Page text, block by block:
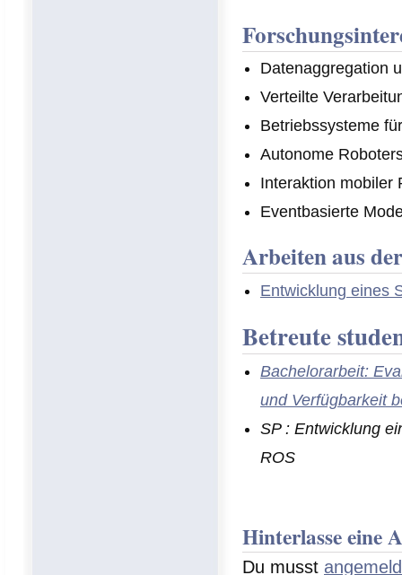
Datenaggregation
Verteilte
Betriebssysteme
Autonome
Interaktion mobiler
Eventbasierte
Arbeiten aus
Entwicklung eines
Betreute
Bachelorarbeit:
und Verfügbarkeit
SP : Entwicklung
ROS
Hinterlasse eine
Du musst